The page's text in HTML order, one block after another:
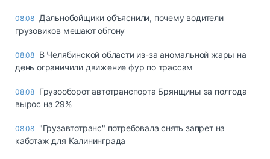
08.08 Дальнобойщики объяснили, почему водители
грузовиков мешают обгону
08.08 В Челябинской области из-за аномальной жары на
день ограничили движение фур по трассам
08.08 Грузооборот автотранспорта Брянщины за полгода
вырос на 29%
08.08 "Грузавтотранс" потребовала снять запрет на
каботаж для Калининграда